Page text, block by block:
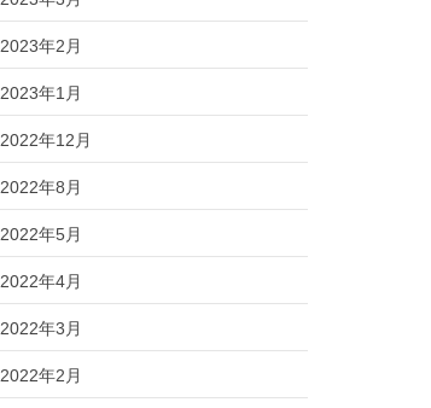
2023年2月
2023年1月
2022年12月
2022年8月
2022年5月
2022年4月
2022年3月
2022年2月